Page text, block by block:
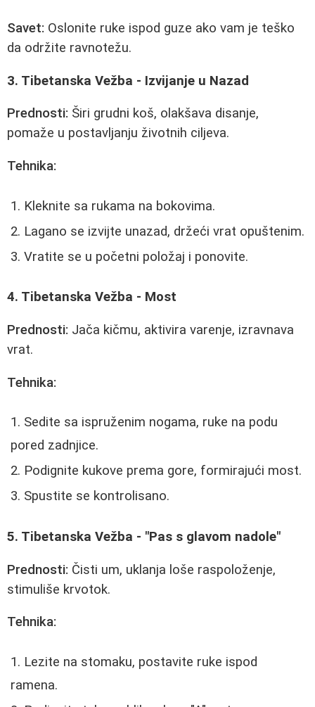
Savet: Oslonite ruke ispod guze ako vam je teško
da održite ravnotežu.
3. Tibetanska Vežba - Izvijanje u Nazad
Prednosti: Širi grudni koš, olakšava disanje,
pomaže u postavljanju životnih ciljeva.
Tehnika:
Kleknite sa rukama na bokovima.
Lagano se izvijte unazad, držeći vrat opuštenim.
Vratite se u početni položaj i ponovite.
4. Tibetanska Vežba - Most
Prednosti: Jača kičmu, aktivira varenje, izravnava
vrat.
Tehnika:
Sedite sa ispruženim nogama, ruke na podu
pored zadnjice.
Podignite kukove prema gore, formirajući most.
Spustite se kontrolisano.
5. Tibetanska Vežba - "Pas s glavom nadole"
Prednosti: Čisti um, uklanja loše raspoloženje,
stimuliše krvotok.
Tehnika:
Lezite na stomaku, postavite ruke ispod
ramena.